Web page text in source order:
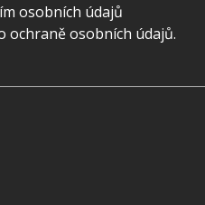
osobních údajů
ochraně osobních údajů.